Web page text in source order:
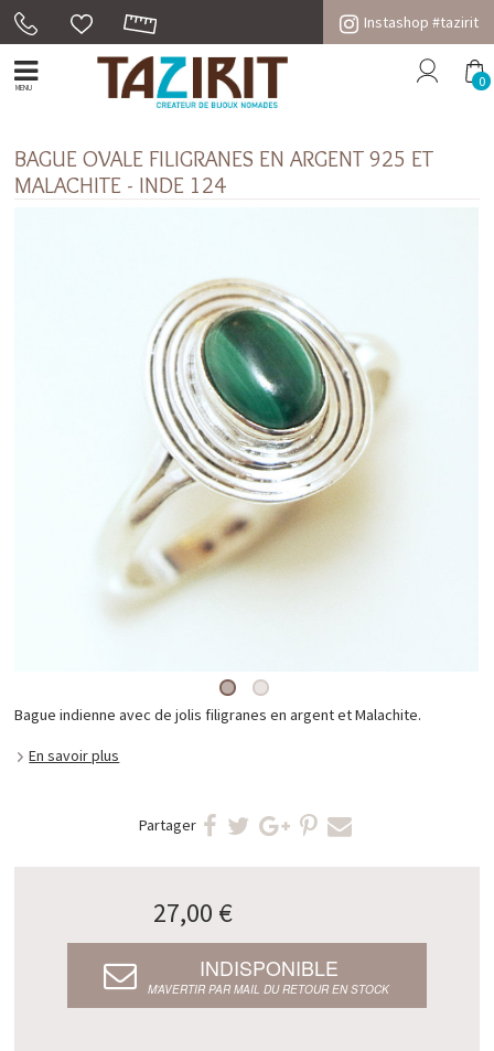
Instashop #tazirit
MENU 0
BAGUE OVALE FILIGRANES EN ARGENT 925 ET
MALACHITE - INDE 124
Bague indienne avec de jolis filigranes en argent et Malachite.
En savoir plus
Partager
27,00 €
INDISPONIBLE
M’AVERTIR PAR MAIL DU RETOUR EN STOCK